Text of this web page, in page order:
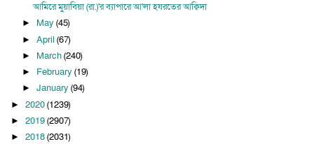
আমিরে মুয়াবিয়া (রা.)'র ব্যাপারে আ'লা হযরতের আক্বিদা
► May (45)
► April (67)
► March(240)
► February (19)
► January (94)
► 2020(1239)
► 2019(2907)
► 2018(2031)